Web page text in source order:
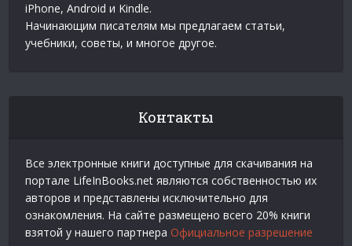
iPhone, Android и Kindle.
Начинающим писателям мы предлагаем статьи,
учебники, советы, и многое другое.
Контакты
Все электронные книги доступные для скачивания на
портале LifeInBooks.net являются собственностью их
авторов и представлены исключительно для
ознакомления. На сайте размещено всего 20% книги
взятой у нашего партнера Официальное разрешение